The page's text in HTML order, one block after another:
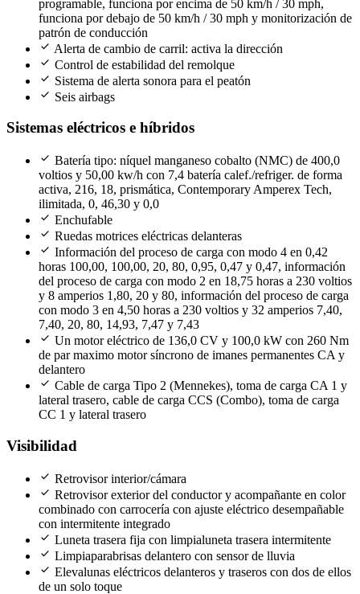
programable, funciona por encima de 50 km/h / 30 mph,
funciona por debajo de 50 km/h / 30 mph y monitorización de
patrón de conducción
check Alerta de cambio de carril: activa la dirección
check Control de estabilidad del remolque
check Sistema de alerta sonora para el peatón
check Seis airbags
Sistemas eléctricos e híbridos
check Batería tipo: níquel manganeso cobalto (NMC) de 400,0
voltios y 50,00 kw/h con 7,4 batería calef./refriger. de forma
activa, 216, 18, prismática, Contemporary Amperex Tech,
ilimitada, 0, 46,30 y 0,0
check Enchufable
check Ruedas motrices eléctricas delanteras
check Información del proceso de carga con modo 4 en 0,42
horas 100,00, 100,00, 20, 80, 0,95, 0,47 y 0,47, información
del proceso de carga con modo 2 en 18,75 horas a 230 voltios
y 8 amperios 1,80, 20 y 80, información del proceso de carga
con modo 3 en 4,50 horas a 230 voltios y 32 amperios 7,40,
7,40, 20, 80, 14,93, 7,47 y 7,43
check Un motor eléctrico de 136,0 CV y 100,0 kW con 260 Nm
de par maximo motor síncrono de imanes permanentes CA y
delantero
check Cable de carga Tipo 2 (Mennekes), toma de carga CA 1 y
lateral trasero, cable de carga CCS (Combo), toma de carga
CC 1 y lateral trasero
Visibilidad
check Retrovisor interior/cámara
check Retrovisor exterior del conductor y acompañante en color
combinado con carrocería con ajuste eléctrico desempañable
con intermitente integrado
check Luneta trasera fija con limpialuneta trasera intermitente
check Limpiaparabrisas delantero con sensor de lluvia
check Elevalunas eléctricos delanteros y traseros con dos de ellos
de un solo toque